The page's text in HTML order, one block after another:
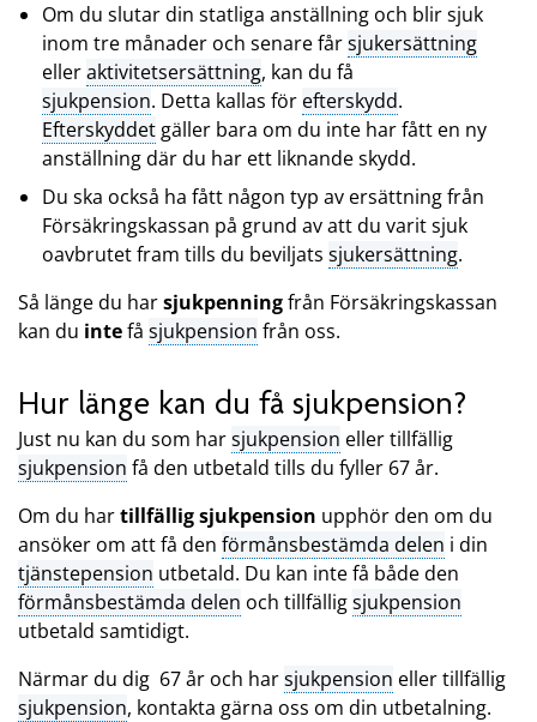
Om du slutar din statliga anställning och blir sjuk
inom tre månader och senare fårsjukersättning
elleraktivitetsersättning, kan du få
sjukpension. Detta kallas för efterskydd.
Efterskyddet gäller bara om du inte har fått en ny
anställning där du har ett liknande skydd.
Du ska också ha fått någon typ av ersättning från
Försäkringskassan på grund av att du varit sjuk
oavbrutet fram tills du beviljats sjukersättning.
Så länge du harsjukpenningfrån Försäkringskassan
kan du intefå sjukpension från oss.
Hur länge kan du få sjukpension?
Just nu kan du som harsjukpension eller tillfällig
sjukpension få den utbetald tills du fyller 67 år.
Om du hartillfällig sjukpension upphör den om du
ansöker om att få den förmånsbestämda delen i din
tjänstepension utbetald. Du kan inte få både den
förmånsbestämda delen och tillfälligsjukpension
utbetald samtidigt.
Närmar du dig 67 år och harsjukpension eller tillfällig
sjukpension, kontakta gärna oss om din utbetalning.